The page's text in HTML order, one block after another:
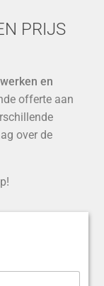
PRIJS
en
offerte aan
over de